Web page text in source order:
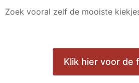
Zoek vooral zelf de mooiste
Klik hier voor de